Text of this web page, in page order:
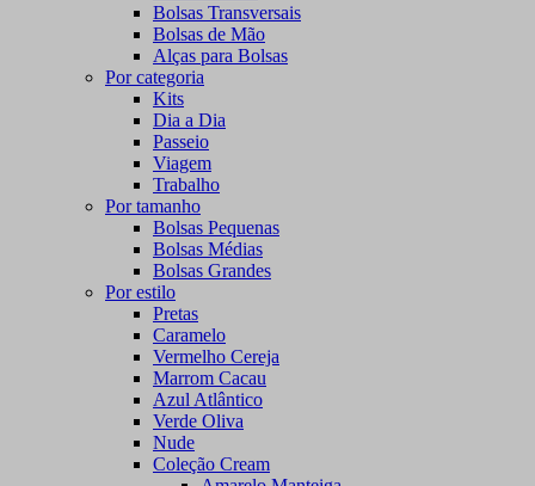
Bolsas Transversais
Bolsas de Mão
Alças para Bolsas
Por categoria
Kits
Dia a Dia
Passeio
Viagem
Trabalho
Por tamanho
Bolsas Pequenas
Bolsas Médias
Bolsas Grandes
Por estilo
Pretas
Caramelo
Vermelho Cereja
Marrom Cacau
Azul Atlântico
Verde Oliva
Nude
Coleção Cream